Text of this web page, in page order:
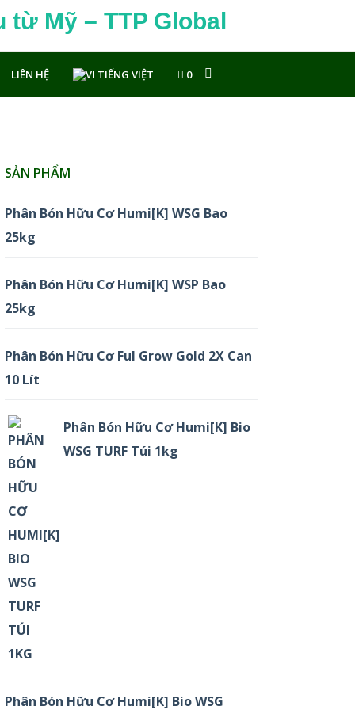
LIÊN HỆ TIẾNG VIỆT 0
SẢN PHẨM
Phân Bón Hữu Cơ Humi[K] WSG Bao
25kg
Phân Bón Hữu Cơ Humi[K] WSP Bao
25kg
Phân Bón Hữu Cơ Ful Grow Gold 2X Can
10 Lít
Phân Bón Hữu Cơ Humi[K] Bio
WSG TURF Túi 1kg
Phân Bón Hữu Cơ Humi[K] Bio WSG